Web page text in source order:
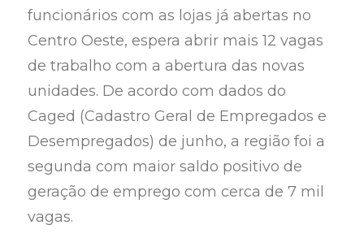
funcionários com as lojas já abertas no
Centro Oeste, espera abrir mais 12 vagas
de trabalho com a abertura das novas
unidades. De acordo com dados do
Caged (Cadastro Geral de Empregados e
Desempregados) de junho, a região foi a
segunda com maior saldo positivo de
geração de emprego com cerca de 7 mil
vagas.